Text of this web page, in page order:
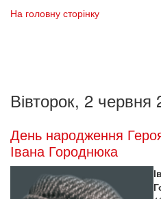
На головну сторінку
Вівторок, 2 червня
День народження
Івана Городнюка